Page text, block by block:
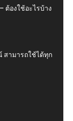
ต้องใช้อะไรบ้าง
สามารถใช้ได้ทุก